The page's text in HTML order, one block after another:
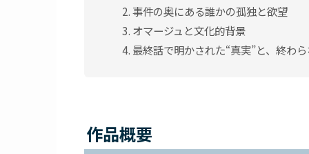
事件の奥にある誰かの孤独と欲望
オマージュと文化的背景
最終話で明かされた“真実”と、終わ
作品概要